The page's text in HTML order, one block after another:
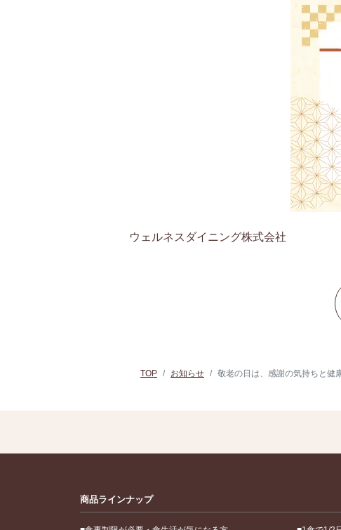
ウェルネスダイニング株式会社
TOP お知らせ 敬老の日は、感謝の気持ちと健
商品ラインナップ